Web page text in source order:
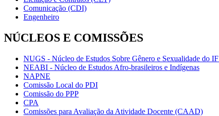
Comunicação (CDI)
Engenheiro
NÚCLEOS E COMISSÕES
NUGS - Núcleo de Estudos Sobre Gênero e Sexualidade do
NEABI - Núcleo de Estudos Afro-brasileiros e Indígenas
NAPNE
Comissão Local do PDI
Comissão do PPP
CPA
Comissões para Avaliação da Atividade Docente (CAAD)